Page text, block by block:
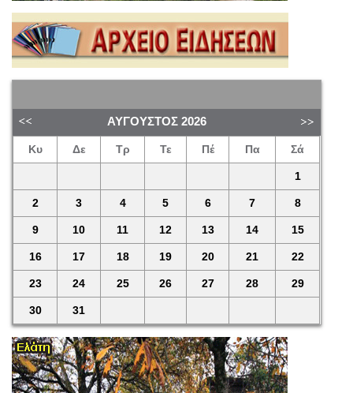
ΑΎΓΟΥΣΤΟΣ 2026
Κυ Δε Τρ Τε Πέ Πα Σά
1
2 3 4 5 6 7 8
9 10 11 12 13 14 15
16 17 18 19 20 21 22
23 24 25 26 27 28 29
30 31